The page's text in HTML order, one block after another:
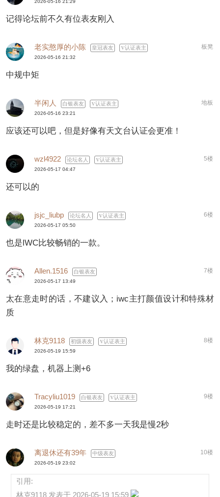
2026-05-16 21:29
记得论坛前不久有位表友刚入
老实憨厚的小陈 皇冠表友 认证表主 板凳
2026-05-16 21:32
中规中矩
半闲人 白银表友 认证表主 地板
2026-05-16 23:21
应该还可以吧，但是好像有天文台认证会更准！
wzl4922 论坛名人 认证表主 5楼
2026-05-17 04:47
还可以的
jsjc_liubp 论坛名人 认证表主 6楼
2026-05-17 05:50
也是lWC比较畅销的一款。
Allen.1516 白银表友 7楼
2026-05-17 13:49
太在意走时的话，不建议入；iwc主打颜值设计和特殊材
质
林克9118 初级表友 认证表主 8楼
2026-05-19 15:59
我的绿盘，机器上测+6
Tracyliu1019 白银表友 认证表主 9楼
2026-05-19 17:21
走时还是比较稳定的，差不多一天我是慢2秒
离退休还有39年 中级表友 10楼
2026-05-19 23:02
引用:
林克9118 发表于 2026-05-19 15:59